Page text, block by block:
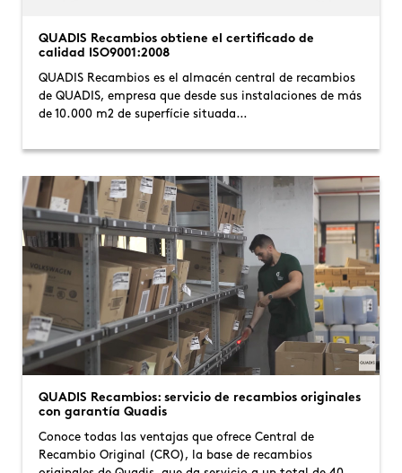
QUADIS Recambios obtiene el certificado de
calidad ISO9001:2008
QUADIS Recambios es el almacén central de recambios
de QUADIS, empresa que desde sus instalaciones de más
de 10.000 m2 de superfície situada…
QUADIS Recambios: servicio de recambios originales
con garantía Quadis
Conoce todas las ventajas que ofrece Central de
Recambio Original (CRO), la base de recambios